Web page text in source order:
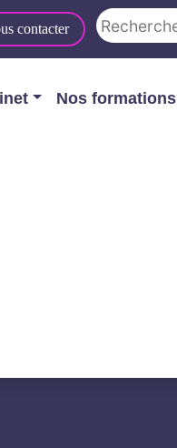
contacter
Nos formations